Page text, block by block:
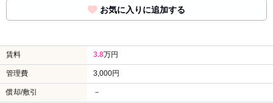
お気に入りに追加する
賃料 3.8万円
管理費 3,000円
償却/敷引 －